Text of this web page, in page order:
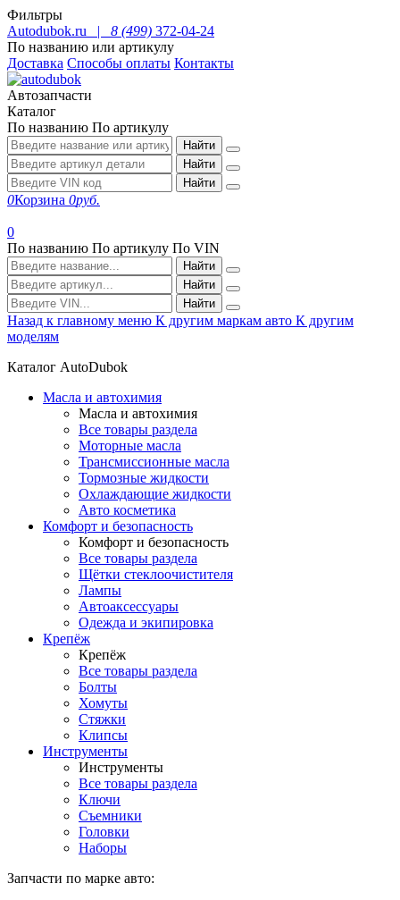
Фильтры
Autodubok.ru |
8 (499) 372-04-24
По названию или артикулу
Доставка Способы оплаты Контакты
Автозапчасти
Каталог
По названию По артикулу
Найти
Найти
Найти
0Корзина 0руб.
0
По названию По артикулу По VIN
Найти
Найти
Найти
Назад к главному меню К другим маркам авто К другим
моделям
Каталог AutoDubok
Масла и автохимия
Масла и автохимия
Все товары раздела
Моторные масла
Трансмиссионные масла
Тормозные жидкости
Охлаждающие жидкости
Авто косметика
Комфорт и безопасность
Комфорт и безопасность
Все товары раздела
Щётки стеклоочистителя
Лампы
Автоаксессуары
Одежда и экипировка
Крепёж
Крепёж
Все товары раздела
Болты
Хомуты
Стяжки
Клипсы
Инструменты
Инструменты
Все товары раздела
Ключи
Съемники
Головки
Наборы
Запчасти по марке авто: